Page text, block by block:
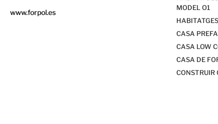
www.forpol.es
MODEL O1
CASA
CASA LOW
CASA DE
CONSTRUIR